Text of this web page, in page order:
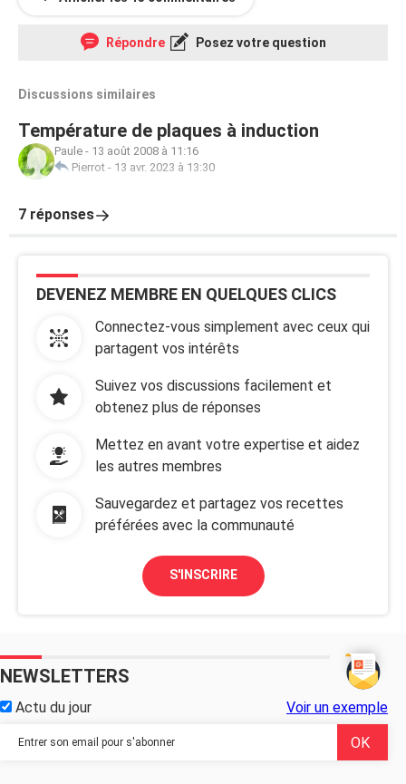
Répondre Posez votre question
Discussions similaires
Température de plaques à induction
Paule - 13 août 2008 à 11:16
Pierrot - 13 avr. 2023 à 13:30
7 réponses
DEVENEZ MEMBRE EN QUELQUES CLICS
Connectez-vous simplement avec ceux qui
partagent vos intérêts
Suivez vos discussions facilement et
obtenez plus de réponses
Mettez en avant votre expertise et aidez
les autres membres
Sauvegardez et partagez vos recettes
préférées avec la communauté
S'INSCRIRE
NEWSLETTERS
Actu du jour Voir un exemple